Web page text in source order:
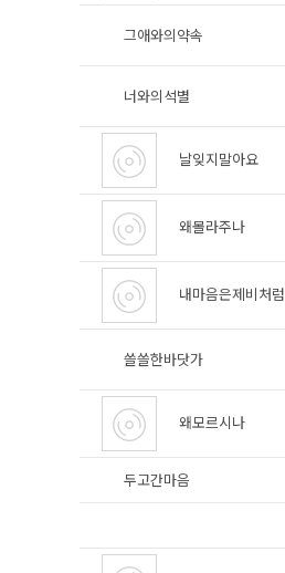
그애와의약속
너와의석별
날잊지말아요
왜몰라주나
내마음은제비처럼
쓸쓸한바닷가
왜모르시나
두고간마음